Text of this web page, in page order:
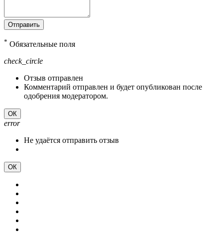
Отправить
* Обязательные поля
check_circle
Отзыв отправлен
Комментарий отправлен и будет опубликован после
одобрения модератором.
ОК
error
Не удаётся отправить отзыв
ОК